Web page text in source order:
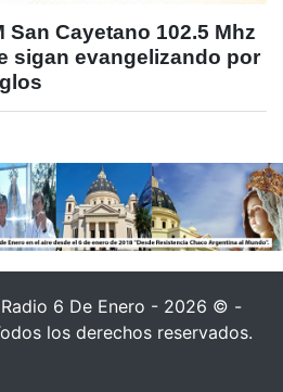
San Cayetano 102.5 Mhz
sigan evangelizando por
Radio 6 De Enero - 2026 © -
los derechos reservados.